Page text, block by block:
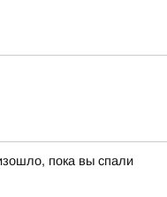
пока вы спали